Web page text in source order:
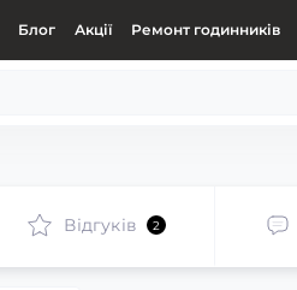
Блог Акції Ремонт годинників
Відгуків 2